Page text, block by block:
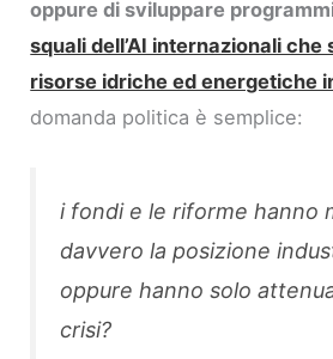
oppure di sviluppare
squali dell’AI internazionali
risorse idriche ed energetiche
domanda politica è semplice:
i fondi e le riforme hanno
davvero la posizione
oppure hanno solo
crisi?